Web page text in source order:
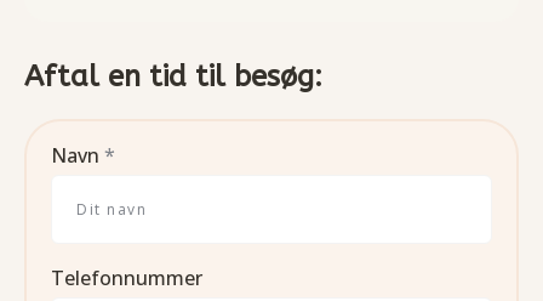
Aftal en tid til besøg:
Navn *
Telefonnummer